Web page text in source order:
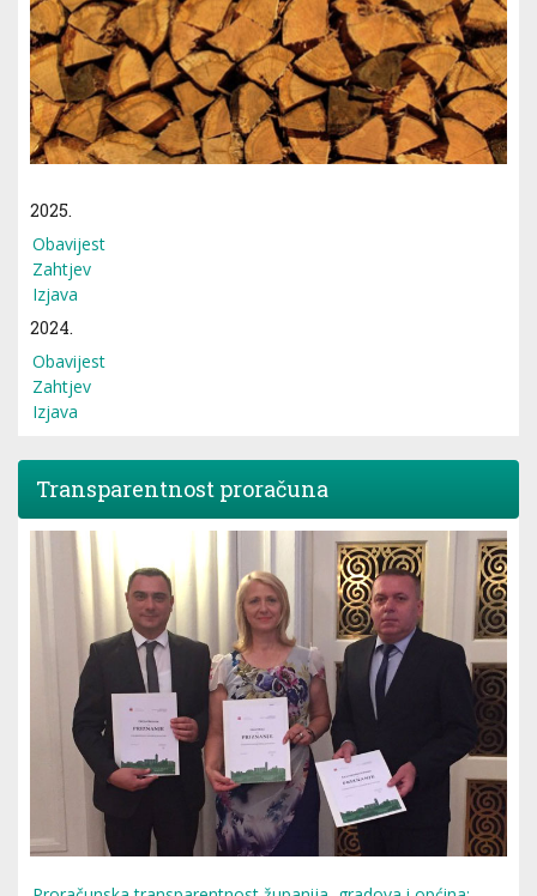
2025.
Obavijest
Zahtjev
Izjava
2024.
Obavijest
Zahtjev
Izjava
Transparentnost proračuna